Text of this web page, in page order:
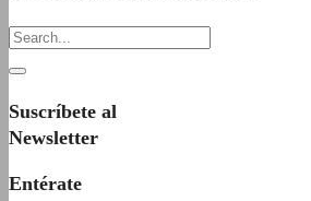
Suscríbete al
Newsletter
Entérate